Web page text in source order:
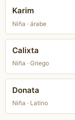
Karim
Niña · árabe
Calixta
Niña · Griego
Donata
Niña · Latino